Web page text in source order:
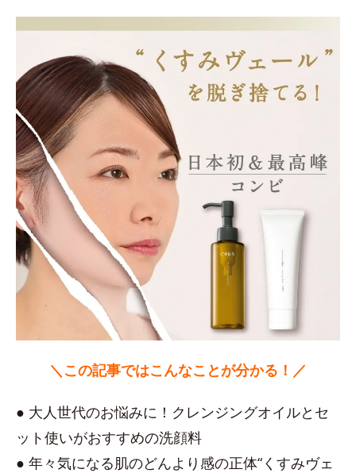
＼この記事ではこんなことが分かる！／
● 大人世代のお悩みに！クレンジングオイルとセ
ット使いがおすすめの洗顔料
● 年々気になる肌のどんより感の正体“くすみヴェ